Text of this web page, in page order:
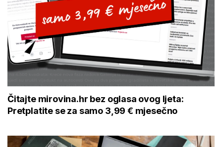
Čitajte mirovina.hr bez oglasa ovog ljeta:
Pretplatite se za samo 3,99 € mjesečno